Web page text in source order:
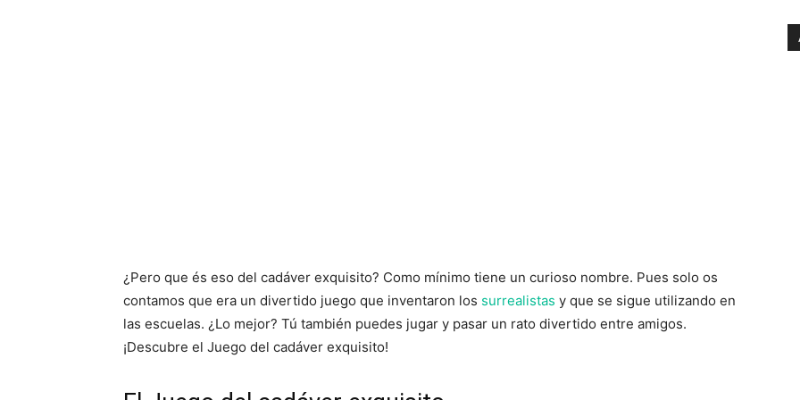
¿Pero que és eso del cadáver exquisito? Como mínimo tiene un curioso nombre. Pues solo os
contamos que era un divertido juego que inventaron los surrealistas y que se sigue utilizando en
las escuelas. ¿Lo mejor? Tú también puedes jugar y pasar un rato divertido entre amigos.
¡Descubre el Juego del cadáver exquisito!